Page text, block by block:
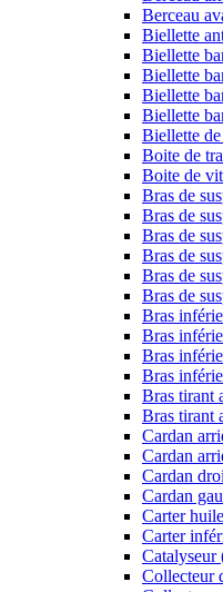
Berceau
Biellette
Biellette
Biellette
Biellette
Biellette
Biellette
Boite de
Boite de
Bras de
Bras de
Bras de
Bras de
Bras de
Bras de
Bras
Bras
Bras
Bras
Bras tirant
Bras tirant
Cardan
Cardan
Cardan
Cardan
Carter huile
Carter
Catalyseur
Collecteur